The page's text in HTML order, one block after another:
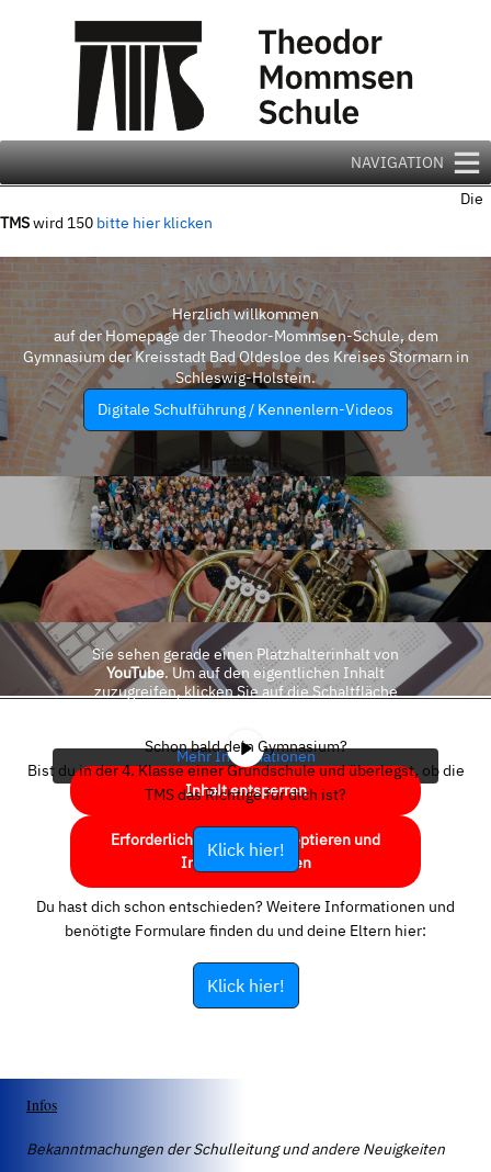
NAVIGATION
Die
TMSwird 150 bitte hier klicken
Herzlich willkommen
auf der Homepage der Theodor-Mommsen-Schule, dem
Gymnasium der Kreisstadt Bad Oldesloe des Kreises Stormarn in
Schleswig-Holstein.
Digitale Schulführung / Kennenlern-Videos
Sie sehen gerade einen Platzhalterinhalt von
YouTube. Um auf den eigentlichen Inhalt
zuzugreifen, klicken Sie auf die Schaltfläche
Mehr Informationen
Inhalt entsperren
Erforderlichen Service akzeptieren und
Inhalte entsperren
Schon bald dein Gymnasium?
Bist du in der 4. Klasse einer Grundschule und überlegst, ob die
TMS das Richtige für dich ist?
Klick hier!
Du hast dich schon entschieden? Weitere Informationen und
benötigte Formulare finden du und deine Eltern hier:
Klick hier!
Infos
Bekanntmachungen der Schulleitung und andere Neuigkeiten